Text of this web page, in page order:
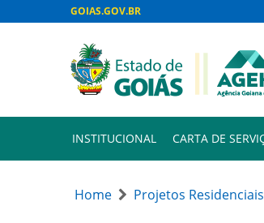
GOIAS.GOV.BR
INSTITUCIONAL CARTA DE
Home Projetos Residenciais